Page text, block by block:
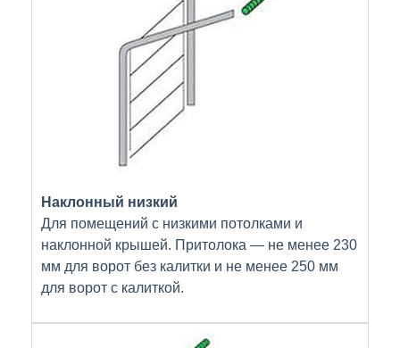
Наклонный низкий
Для помещений с низкими потолками и
наклонной крышей. Притолока — не менее 230
мм для ворот без калитки и не менее 250 мм
для ворот с калиткой.